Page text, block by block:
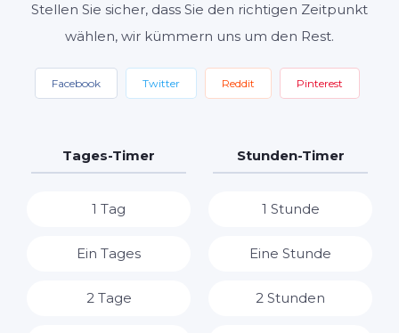
Stellen Sie sicher, dass Sie den richtigen Zeitpunkt
wählen, wir kümmern uns um den Rest.
Facebook Twitter Reddit Pinterest
Tages-Timer
1 Tag
Ein Tages
2 Tage
Stunden-Timer
1 Stunde
Eine Stunde
2 Stunden